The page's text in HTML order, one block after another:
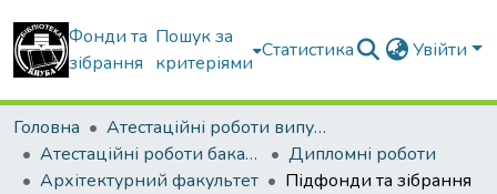
Фонди та
зібрання
Пошук за
критеріями
Статистика Увійти
Головна
Атестаційні роботи випускників
Атестаційні роботи бакалаврів
Дипломні роботи
Архітектурний факультет
Підфонди та зібрання